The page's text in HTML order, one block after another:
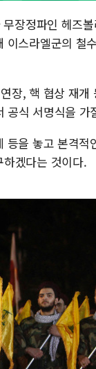
장정파인 헤즈
스라엘군의 철
장, 핵 협상 재
공식 서명식을 가
을 놓고 본격적
겠다는 것이다.